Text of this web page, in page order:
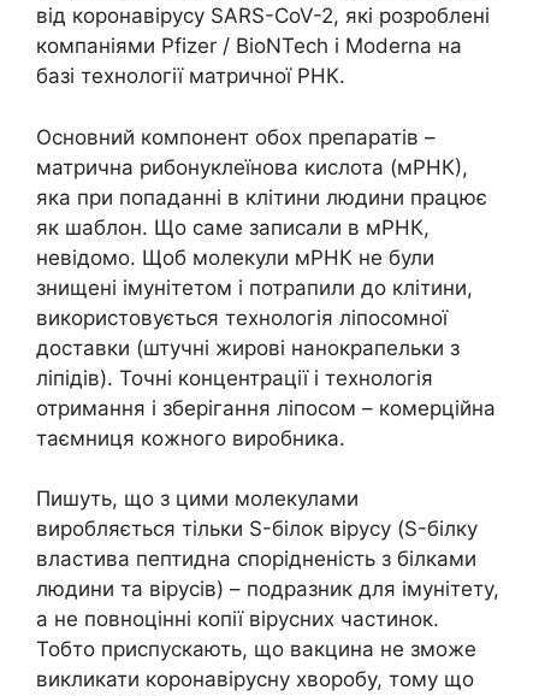
від коронавірусу SARS-CoV-2, які розроблені
компаніями Pfizer / BioNTech і Moderna на
базі технології матричної РНК.
Основний компонент обох препаратів –
матрична рибонуклеїнова кислота (мРНК),
яка при попаданні в клітини людини працює
як шаблон. Що саме записали в мРНК,
невідомо. Щоб молекули мРНК не були
знищені імунітетом і потрапили до клітини,
використовується технологія ліпосомної
доставки (штучні жирові нанокрапельки з
ліпідів). Точні концентрації і технологія
отримання і зберігання ліпосом – комерційна
таємниця кожного виробника.
Пишуть, що з цими молекулами
виробляється тільки S-білок вірусу (S-білку
властива пептидна спорідненість з білками
людини та вірусів) – подразник для імунітету,
а не повноцінні копії вірусних частинок.
Тобто приспускають, що вакцина не зможе
викликати коронавірусну хворобу, тому що